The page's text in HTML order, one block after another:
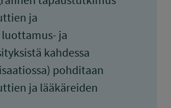
ja
ja
kahdessa
pohditaan
ja lääkäreiden